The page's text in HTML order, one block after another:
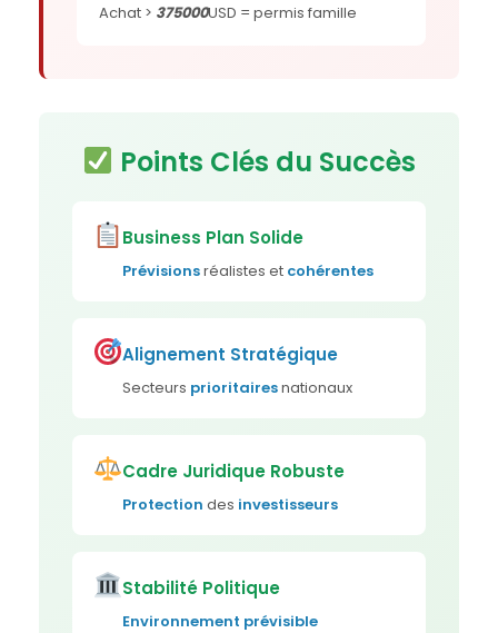
Achat > 375000USD = permis famille
Points Clés du Succès
Business Plan Solide
Prévisionsréalistes et cohérentes
Alignement Stratégique
Secteurs prioritairesnationaux
Cadre Juridique Robuste
Protection des investisseurs
Stabilité Politique
Environnement prévisible